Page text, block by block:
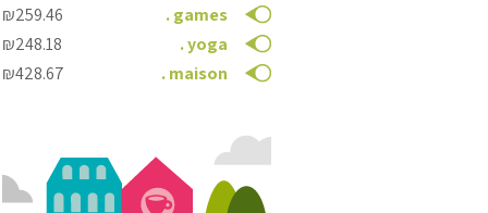
.games
₪259.46
.yoga
₪248.18
.maison
₪428.67